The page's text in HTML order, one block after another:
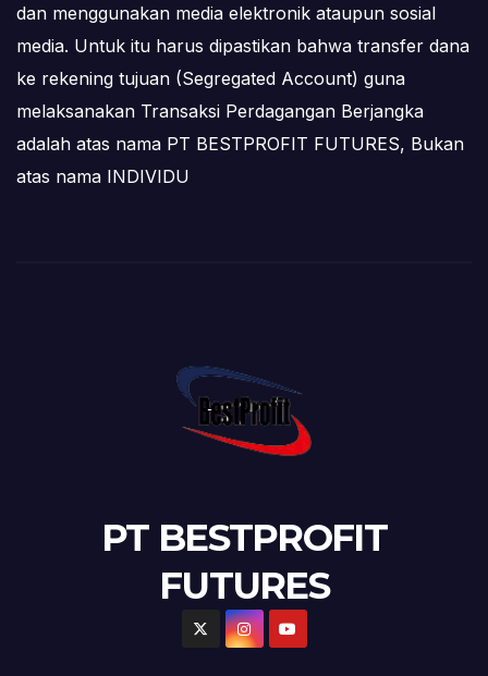
dan menggunakan media elektronik ataupun sosial
media. Untuk itu harus dipastikan bahwa transfer dana
ke rekening tujuan (Segregated Account) guna
melaksanakan Transaksi Perdagangan Berjangka
adalah atas nama PT BESTPROFIT FUTURES, Bukan
atas nama INDIVIDU
PT BESTPROFIT
FUTURES